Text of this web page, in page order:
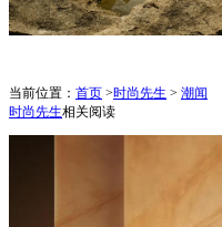
当前位置： 首页 >时尚先生 > 潮闻
时尚先生相关阅读